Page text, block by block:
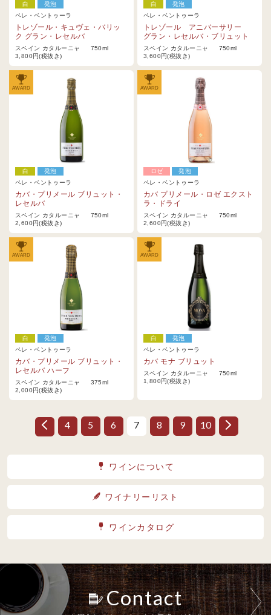
白
発泡
ペレ・ベントゥーラ
トレゾール・キュヴェ・バリッ
ク グラン・レセルバ
スペイン カタルーニャ 750ml
3,800円(税抜き)
白
発泡
ペレ・ベントゥーラ
トレゾール アニバーサリー
グラン・レセルバ・ブリュット
スペイン カタルーニャ 750ml
3,600円(税抜き)
AWARD
白
発泡
ペレ・ベントゥーラ
カバ・プリメール ブリュット・
レセルバ
スペイン カタルーニャ 750ml
2,600円(税抜き)
AWARD
ロゼ
発泡
ペレ・ベントゥーラ
カバ プリメール・ロゼ エクスト
ラ・ドライ
スペイン カタルーニャ 750ml
2,600円(税抜き)
AWARD
白
発泡
ペレ・ベントゥーラ
カバ・プリメール ブリュット・
レセルバ ハーフ
スペイン カタルーニャ 375ml
2,000円(税抜き)
AWARD
白
発泡
ペレ・ベントゥーラ
カバ モナ ブリュット
スペイン カタルーニャ 750ml
1,800円(税抜き)
4 5 6 7 8 9 10
ワインについて
ワイナリーリスト
ワインカタログ
Contact